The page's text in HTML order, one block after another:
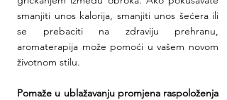
smanjiti unos kalorija, smanjiti unos šećera ili
se prebaciti na zdraviju prehranu,
aromaterapija može pomoći u vašem novom
životnom stilu.
Pomaže u ublažavanju promjena raspoloženja